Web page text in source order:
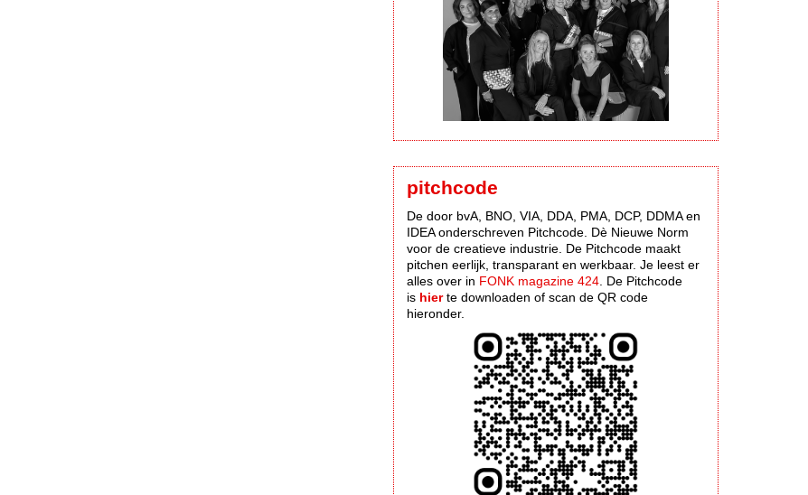
pitchcode
De door bvA, BNO, VIA, DDA, PMA, DCP, DDMA en
IDEA onderschreven Pitchcode. Dè Nieuwe Norm
voor de creatieve industrie. De Pitchcode maakt
pitchen eerlijk, transparant en werkbaar. Je leest er
alles over in FONK magazine 424 . De Pitchcode
is hierte downloaden of scan de QR code
hieronder.